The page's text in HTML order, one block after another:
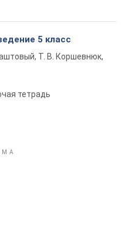
5 класс
Т. В. Коршевнюк,
тетрадь